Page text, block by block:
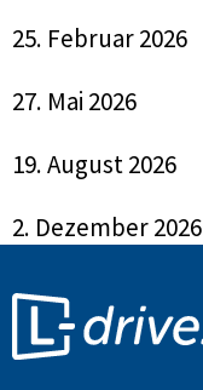
25. Februar 2026
27. Mai 2026
19. August 2026
2. Dezember 2026